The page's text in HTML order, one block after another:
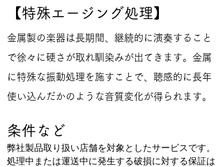
【特殊エージング処理】
金属製の楽器は長期間、継続的に演奏すること
で徐々に硬さが取れ馴染みが出てきます。金属
に特殊な振動処理を施すことで、聴感的に長年
使い込んだかのような音質変化が得られます。
条件など
弊社製品取り扱い店舗を対象としたサービスです。
処理中または運送中に発生する破損に対する保証は